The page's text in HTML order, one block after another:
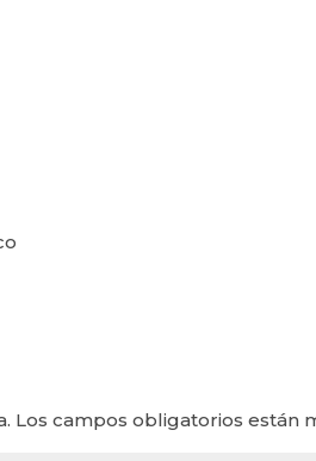
Los campos obligatorios están